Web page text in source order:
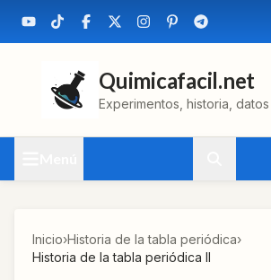
Quimicafacil.net
Experimentos, historia,
Inicio›Historia de la tabla periódica›
Historia de la tabla periódica II